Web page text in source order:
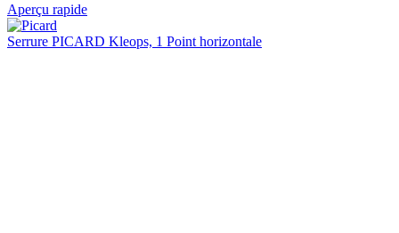
Aperçu rapide
Serrure PICARD Kleops, 1 Point horizontale